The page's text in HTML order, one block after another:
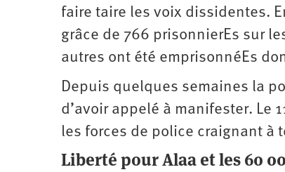
faire taire les voix dissidentes.
grâce de 766 prisonnierEs sur
autres ont été emprisonnéEs
Depuis quelques semaines la
d’avoir appelé à manifester. Le
les forces de police craignant à
Liberté pour Alaa et les 60